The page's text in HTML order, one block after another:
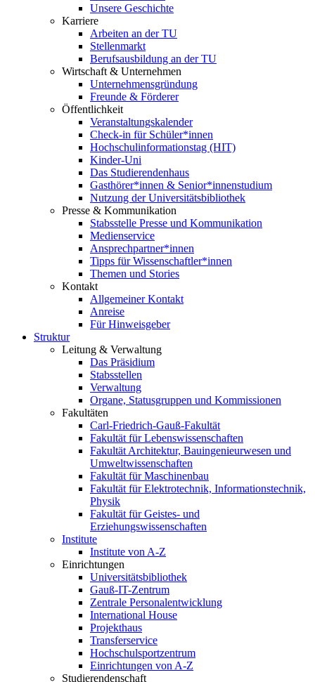
Unsere Geschichte
Karriere
Arbeiten an der TU
Stellenmarkt
Berufsausbildung an der TU
Wirtschaft & Unternehmen
Unternehmensgründung
Freunde & Förderer
Öffentlichkeit
Veranstaltungskalender
Check-in für Schüler*innen
Hochschulinformationstag (HIT)
Kinder-Uni
Das Studierendenhaus
Gasthörer*innen & Senior*innenstudium
Nutzung der Universitätsbibliothek
Presse & Kommunikation
Stabsstelle Presse und Kommunikation
Medienservice
Ansprechpartner*innen
Tipps für Wissenschaftler*innen
Themen und Stories
Kontakt
Allgemeiner Kontakt
Anreise
Für Hinweisgeber
Struktur
Leitung & Verwaltung
Das Präsidium
Stabsstellen
Verwaltung
Organe, Statusgruppen und Kommissionen
Fakultäten
Carl-Friedrich-Gauß-Fakultät
Fakultät für Lebenswissenschaften
Fakultät Architektur, Bauingenieurwesen und
Umweltwissenschaften
Fakultät für Maschinenbau
Fakultät für Elektrotechnik, Informationstechnik,
Physik
Fakultät für Geistes- und
Erziehungswissenschaften
Institute
Institute von A-Z
Einrichtungen
Universitätsbibliothek
Gauß-IT-Zentrum
Zentrale Personalentwicklung
International House
Projekthaus
Transferservice
Hochschulsportzentrum
Einrichtungen von A-Z
Studierendenschaft